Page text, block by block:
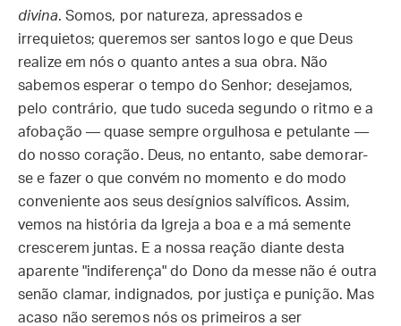
divina. Somos, por natureza, apressados e
irrequietos; queremos ser santos logo e que Deus
realize em nós o quanto antes a sua obra. Não
sabemos esperar o tempo do Senhor; desejamos,
pelo contrário, que tudo suceda segundo o ritmo e a
afobação — quase sempre orgulhosa e petulante —
do nosso coração. Deus, no entanto, sabe demorar-
se e fazer o que convém no momento e do modo
conveniente aos seus desígnios salvíficos. Assim,
vemos na história da Igreja a boa e a má semente
crescerem juntas. E a nossa reação diante desta
aparente "indiferença" do Dono da messe não é outra
senão clamar, indignados, por justiça e punição. Mas
acaso não seremos nós os primeiros a ser